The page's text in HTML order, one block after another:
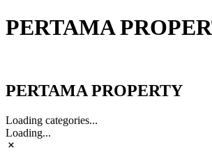
PERTAMA
PERTAMA PROPERTY
Loading categories...
Loading...